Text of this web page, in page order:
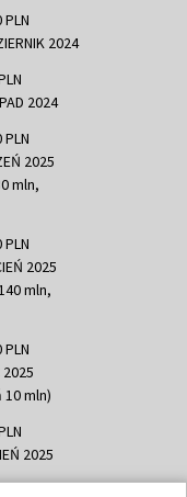
2024
2024
2025
mln,
2025
mln,
mln)
2025